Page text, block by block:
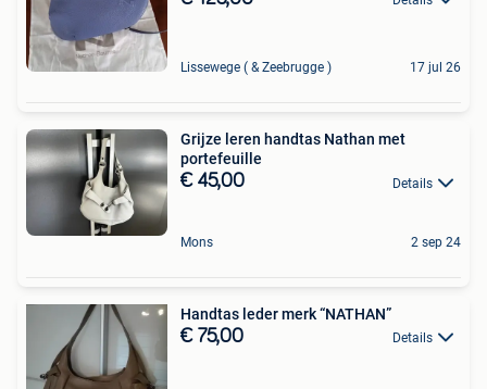
Lissewege ( & Zeebrugge ) 17 jul 26
Grijze leren handtas Nathan met
portefeuille
€ 45,00 Details
Mons 2 sep 24
Handtas leder merk “NATHAN”
€ 75,00 Details